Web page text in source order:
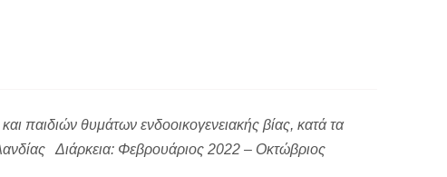
παιδιών θυμάτων ενδοοικογενειακής βίας, κατά τα
Διάρκεια: Φεβρουάριος 2022 – Οκτώβριος